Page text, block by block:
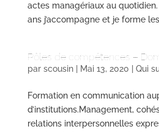
actes managériaux au
ans j’accompagne et je forme
Pôles de compétences –
par scousin| Mai 13, 2020 Qui
Formation en communication
d’institutions.Management,
relations interpersonnelles